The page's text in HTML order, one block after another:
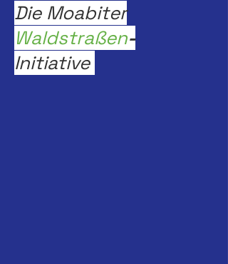
Die Moabiter
Waldstraßen-
Initiative